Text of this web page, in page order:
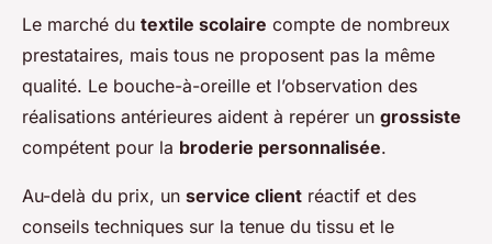
Le marché du textile scolaire compte de nombreux
prestataires, mais tous ne proposent pas la même
qualité. Le bouche-à-oreille et l’observation des
réalisations antérieures aident à repérer un grossiste
compétent pour la broderie personnalisée.
Au-delà du prix, un service client réactif et des
conseils techniques sur la tenue du tissu et le